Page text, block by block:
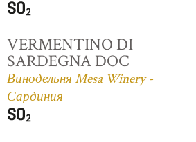
VERMENTINO DI
SARDEGNA DOC
Винодельня Mesa Winery -
Сардиния